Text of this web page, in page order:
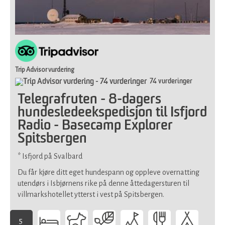
(krevende
terreng
over
en
lengre
periode)
Trip Advisor vurdering
74 vurderinger
Telegrafruten - 8-dagers
hundesledeekspedisjon til Isfjord
Radio - Basecamp Explorer
Spitsbergen
* Isfjord på Svalbard
Du får kjøre ditt eget hundespann og oppleve overnatting
utendørs i Isbjørnens rike på denne åttedagersturen til
villmarkshotellet ytterst i vest på Spitsbergen.
5